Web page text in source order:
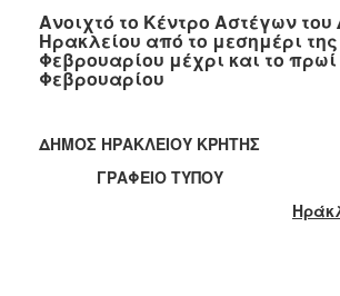
2022
2021
2019
2018
Ανοιχτό το Κέντρο Αστέγων
Ηρακλείου από το μεσημέρι
Φεβρουαρίου μέχρι και το πρωί
Φεβρουαρίου
ΔΗΜΟΣ ΗΡΑΚΛΕΙΟΥ ΚΡΗΤΗΣ
ΓΡΑΦΕΙΟ ΤΥΠΟΥ